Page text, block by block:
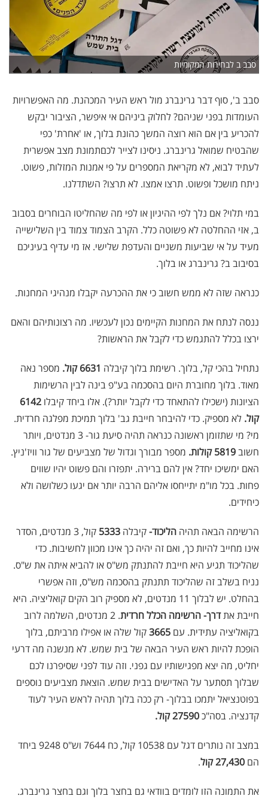
סבב ב לבחירות המקומיות
סבב ב', סוף דבר גרינברג מול ראש העיר המכהנת. מה האפשרויות
העומדות בפני שניהם? לחלוק ביניהם אי איפשר, הציבור יבקש
להכריע בין אם הוא רוצה המשך כהונת בלוך, או 'אחרת' כפי
שהבטיח שמואל גרינברג. ניסינו לצייר לכםתמונת מצב אפשרית
לעתיד לבוא, לא מקריאת המספרים על פי אמנות המזלות, פשוט.
ניתח מושכל ופשוט. תרצו אמצו. לא תרצו? השתדלנו.
במי תלוי? אם נלך לפי ההיגיון או לפי מה שהחליטו הבוחרים בסבוב
ב, אזי ההחלטה לא פשוטה כלל. הקרב הצמוד צמוד בין השלישייה
מעיד על אי שביעות משניים והעדפת שלישי. אז מי עדיף בעיניכם
בסיבוב ב? גרינברג או בלוך.
כנראה שזה לא ממש חשוב כי את ההכרעה יקבלו מנהיגי המחנות.
ננסה לנתח את המחנות הקיימים נכון לעכשיו. מה רצונותיהם והאם
ירצו בכלל להתגמש כדי לקבל את הראשות?
נתחיל בהכי קל, בלוך. רשימת בלוך קיבלה 6631 קול.
מספר נאה
מאוד. בלוך מחוברת היום בהסכמה בע"פ בינה לבין הרשימות
הציונות (ישכילו להתאחד כדי לקבל יותר?). אלו ביחד קיבלו 6142
קול. לא מספיק. כדי להיבחר חייבת גב' בלוך תמיכת מפלגה חרדית.
מי? מי שתזומן ראשונה כנראה תהיה סיעת גור- 3 מנדטים, ויותר
חשוב5819 קולות.
מספר מבורך וגדול של מצביעים של גור וויז'ניץ.
האם ימשיכו יחד? אין להם ברירה. יתפזרו והם פשוט יהיו שווים
פחות. בכל מו"מ יתייחסו אליהם הרבה יותר אם יגעו כשלושה ולא
כיחידים.
הרשימה הבאה תהיה הליכוד-קיבלה 5333
קול, 3 מנדטים, הסדר
אינו מחייב להיות כך, ואם זה יהיה כך אינו מכוון לחשיבות. כדי
שהליכוד תגיע היא חייבת להתנתק מש"ס או להביא איתה את ש"ס.
נניח בשלב זה שהליכוד תתנתק בהסכמה מש"ס, וזה אפשרי
בהחלט. יש לבלוך 11 מנדטים, לא מספיק רוב הקים קואליציה. היא
חייבת אתדרך- הרשימה הכלל חרדית
. 2 מנדטים, השלמה לרוב
בקואליציה עתידית. עם 3665קול שלה או אפילו מרביתם, בלוך
הופכת להיות ראש העיר הבאה של בית שמש. לא מנשנה מה דרעי
יחליט, מה יצא מפגישותיו עם גפני. וזה עוד לפני שסיפרנו לכם
שבלוך תסתער על האדישים בבית שמש. הוצאת מצביעים נוספים
בפוטנציאל יתמכו בבלוך- רק ככה בלוך תהיה לראש העיר לעוד
קדנציה. בסה"כ27590 קול.
במצב זה נותרים דגל עם 10538 קול, כח 7644 וש"ס 9248 ביחד
הם 27,430 קול .
את התמונה הזו לומדים בוודאי גם בחצר בלוך וגם בחצר גרינברג.